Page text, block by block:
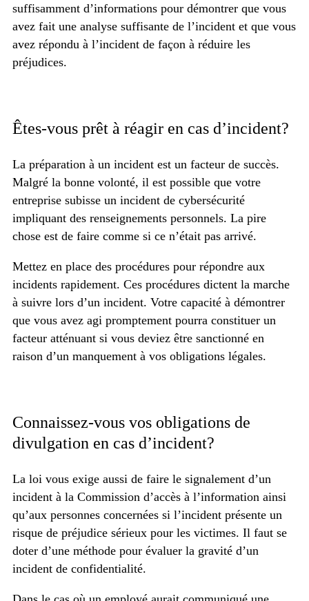
suffisamment d’informations pour démontrer que vous
avez fait une analyse suffisante de l’incident et que vous
avez répondu à l’incident de façon à réduire les
préjudices.
Êtes-vous prêt à réagir en cas d’incident?
La préparation à un incident est un facteur de succès.
Malgré la bonne volonté, il est possible que votre
entreprise subisse un incident de cybersécurité
impliquant des renseignements personnels. La pire
chose est de faire comme si ce n’était pas arrivé.
Mettez en place des procédures pour répondre aux
incidents rapidement. Ces procédures dictent la marche
à suivre lors d’un incident. Votre capacité à démontrer
que vous avez agi promptement pourra constituer un
facteur atténuant si vous deviez être sanctionné en
raison d’un manquement à vos obligations légales.
Connaissez-vous vos obligations de
divulgation en cas d’incident?
La loi vous exige aussi de faire le signalement d’un
incident à la Commission d’accès à l’information ainsi
qu’aux personnes concernées si l’incident présente un
risque de préjudice sérieux pour les victimes. Il faut se
doter d’une méthode pour évaluer la gravité d’un
incident de confidentialité.